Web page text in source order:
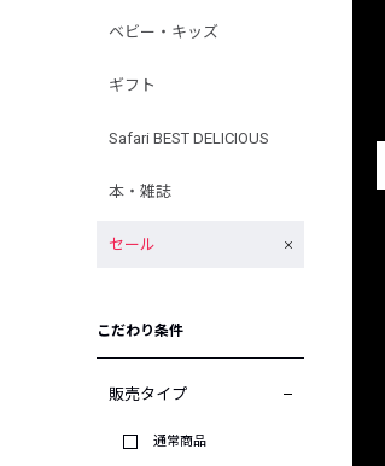
ベビー・キッズ
ギフト
Safari BEST DELICIOUS
本・雑誌
セール
こだわり条件
販売タイプ
通常商品